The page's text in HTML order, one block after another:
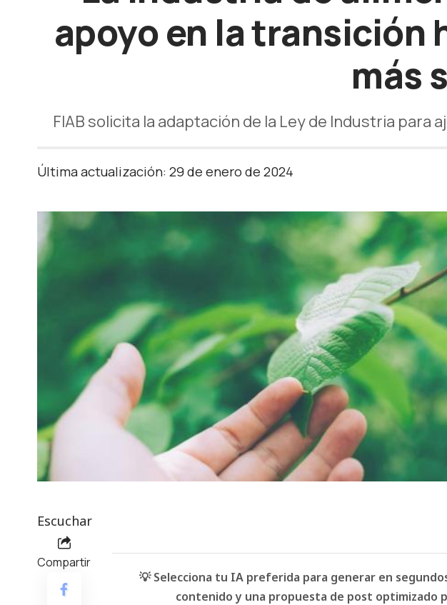
apoyo en la transición
más
FIAB solicita la adaptación de la Ley de Industria
Última actualización: 29 de enero de 2024
Escuchar
Compartir
💡 Selecciona tu IA preferida para generar en
contenido y una propuesta de post optimizado